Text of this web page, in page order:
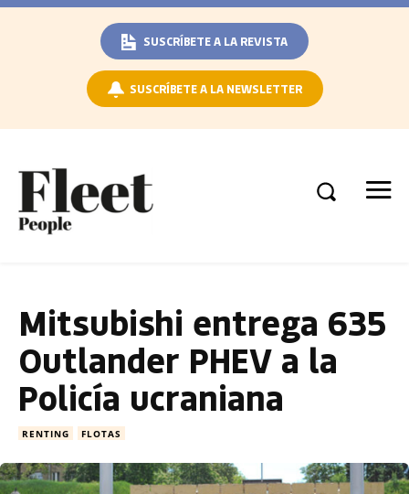
SUSCRÍBETE A LA REVISTA
SUSCRÍBETE A LA NEWSLETTER
Mitsubishi entrega 635
Outlander PHEV a la
Policía ucraniana
RENTING FLOTAS